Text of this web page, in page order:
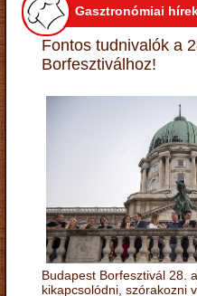
Gasztronómiai
Fontos tudnivalók a
Borfesztiválhoz!
Budapest Borfesztivál 28.
kikapcsolódni, szórakozni